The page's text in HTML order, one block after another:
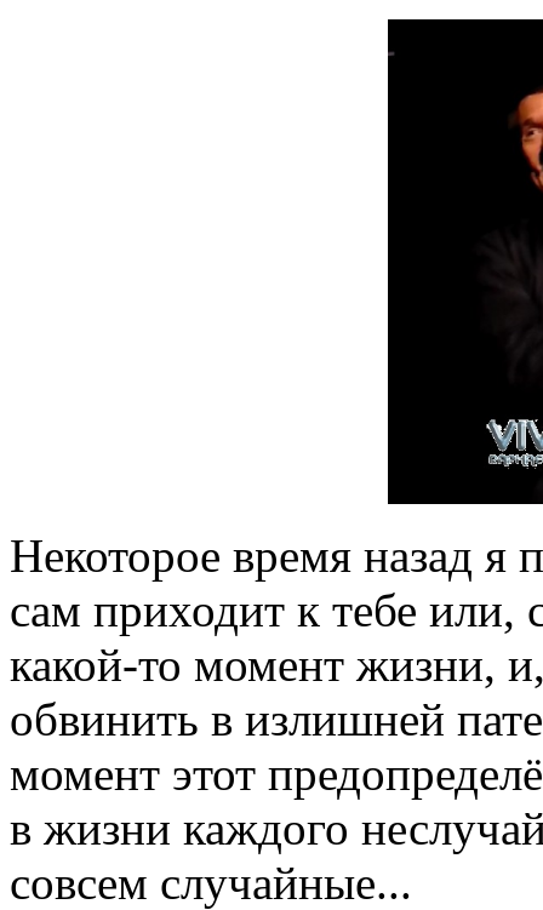
Некоторое время назад я
сам приходит к тебе
какой-то момент жизни,
обвинить в излишней
момент этот
в жизни каждого
совсем случайные...